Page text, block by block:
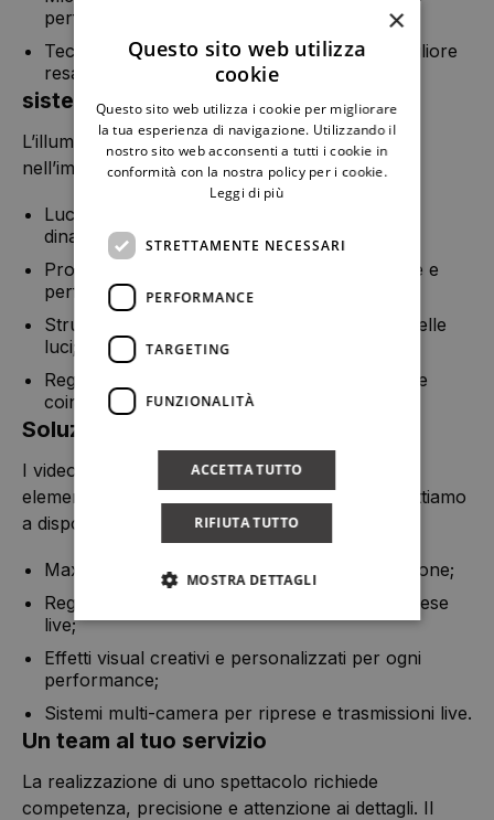
performance live;
Tecnici del suono esperti per garantire la migliore
resa acustica.
sistemi di illuminazione dinamica
L’illuminazione gioca un ruolo fondamentale
nell’impatto visivo dello spettacolo. Offriamo:
Luci LED e fari intelligenti per effetti luminosi
dinamici e personalizzati;
Proiettori e sagomatori per valorizzare scene e
performer;
Strutture e tralicci per l’installazione sicura delle
luci;
Regia luci per transizioni fluide e giochi di luce
coinvolgenti.
Soluzioni video avanzate
I video trasformano lo spazio e aggiungono un
elemento visivo straordinario al tuo evento. Mettiamo
a disposizione:
Maxi-schermi LED e proiettori ad alta definizione;
Regia video per sincronizzare immagini e riprese
live;
Effetti visual creativi e personalizzati per ogni
performance;
Sistemi multi-camera per riprese e trasmissioni live.
Un team al tuo servizio
La realizzazione di uno spettacolo richiede
competenza, precisione e attenzione ai dettagli. Il
×
Questo sito web utilizza
cookie
Questo sito web utilizza i cookie per migliorare
la tua esperienza di navigazione. Utilizzando il
nostro sito web acconsenti a tutti i cookie in
conformità con la nostra policy per i cookie.
Leggi di più
STRETTAMENTE NECESSARI
PERFORMANCE
TARGETING
FUNZIONALITÀ
ACCETTA TUTTO
RIFIUTA TUTTO
MOSTRA DETTAGLI